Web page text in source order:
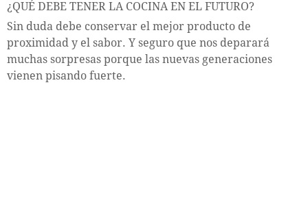
¿QUÉ DEBE TENER LA COCINA EN EL FUTURO?
Sin duda debe conservar el mejor producto de
proximidad y el sabor. Y seguro que nos deparará
muchas sorpresas porque las nuevas generaciones
vienen pisando fuerte.